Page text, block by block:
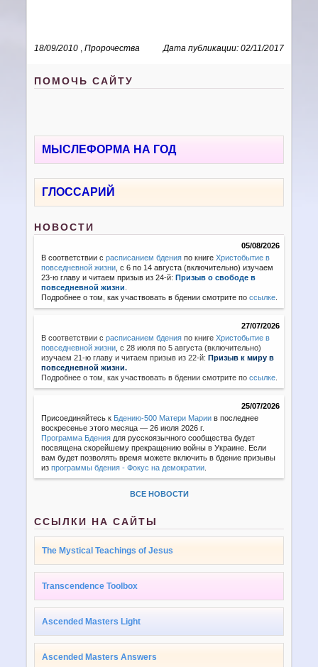
18/09/2010 Дата публикации: 02/11/2017
,Пророчества
ПОМОЧЬ САЙТУ
МЫСЛЕФОРМА НА ГОД
ГЛОССАРИЙ
НОВОСТИ
05/08/2026
В соответствии срасписанием бдения по книгеХристобытие в
повседневной жизни , с 6 по 14 августа (включительно) изучаем
23-ю главу и читаем призыв из 24-й:Призыв о свободе в
повседневной жизни
Подробнее о том, как участвовать в бдении смотрите поссылке
27/07/2026
В соответствии с расписанием бдения по книгеХристобытие в
повседневной жизни с 28 июля по 5 августа (включительно)
изучаем 21-ю главу и читаем призыв из 22-й:Призыв к миру в
повседневной жизни.
Подробнее о том, как участвовать в бдении смотрите поссылке
25/07/2026
Присоединяйтесь к Бдению-500 Матери Марии в последнее
воскресенье этого месяца — 26 июля 2026 г.
Программа Бдения для русскоязычного сообщества будет
посвящена скорейшему прекращению войны в Украине. Если
вам будет позволять время можете включить в бдение призывы
изпрограммы бдения - Фокус на демократии
ВСЕ НОВОСТИ
ССЫЛКИ НА САЙТЫ
The Mystical Teachings of Jesus
Transcendence Toolbox
Ascended Masters Light
Ascended Masters Answers